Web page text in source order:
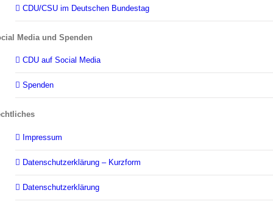
CDU/CSU im Deutschen Bundestag
Media und Spenden
CDU auf Social Media
Spenden
Impressum
Datenschutzerklärung – Kurzform
Datenschutzerklärung